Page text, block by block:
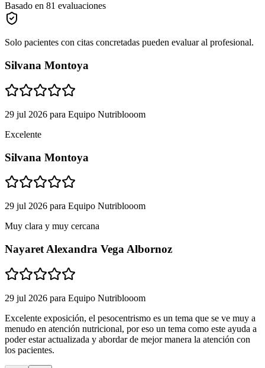
Basado en 81 evaluaciones
Solo pacientes con citas concretadas pueden evaluar al profesional.
Silvana Montoya
29 jul 2026 para Equipo Nutriblooom
Excelente
Silvana Montoya
29 jul 2026 para Equipo Nutriblooom
Muy clara y muy cercana
Nayaret Alexandra Vega Albornoz
29 jul 2026 para Equipo Nutriblooom
Excelente exposición, el pesocentrismo es un tema que se ve muy a
menudo en atención nutricional, por eso un tema como este ayuda a
poder estar actualizada y abordar de mejor manera la atención con
los pacientes.